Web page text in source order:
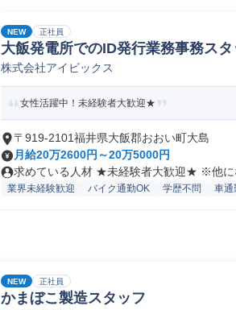
NEW 正社員
大飯発電所でのID発行業務事務スタ
株式会社アイビックス
女性活躍中！未経験者大歓迎★
〒919-2101福井県大飯郡おおい町大島
月給20万2600円～20万5000円
求めている人材 ★未経験者大歓迎★ ※他に
業界未経験歓迎 バイク通勤OK 学歴不問 車通
NEW 正社員
かまぼこ製造スタッフ